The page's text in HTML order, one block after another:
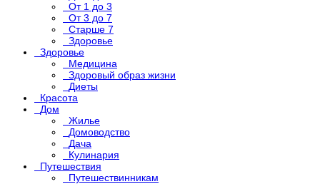
От 1 до 3
От 3 до 7
Старше 7
Здоровье
Здоровье
Медицина
Здоровый образ жизни
Диеты
Красота
Дом
Жилье
Домоводство
Дача
Кулинария
Путешествия
Путешествинникам